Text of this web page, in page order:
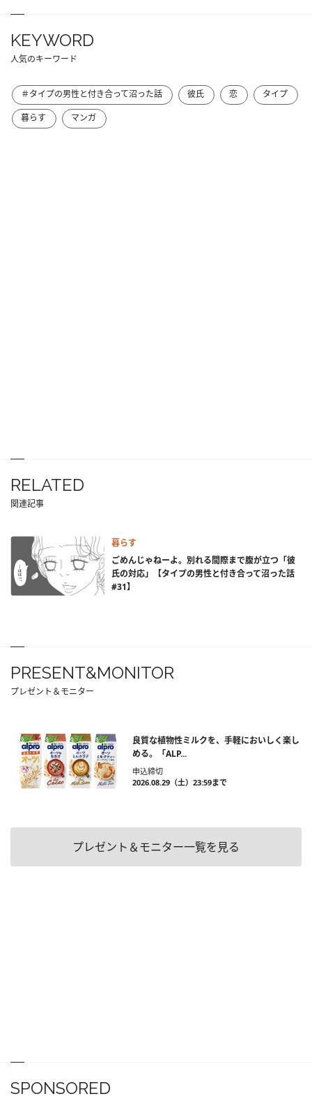
KEYWORD
人気のキーワード
＃タイプの男性と付き合って沼った話 彼氏 恋
タイプ
暮らす
マンガ
RELATED
関連記事
暮らす
ごめんじゃねーよ。別れる間際まで腹が立つ「彼
氏の対応」【タイプの男性と付き合って沼った話
#31】
PRESENT&MONITOR
プレゼント＆モニター
良質な植物性ミルクを、手軽においしく楽し
める。「ALP...
申込締切
2026.08.29（土）23:59まで
プレゼント＆モニター一覧を見る
SPONSORED